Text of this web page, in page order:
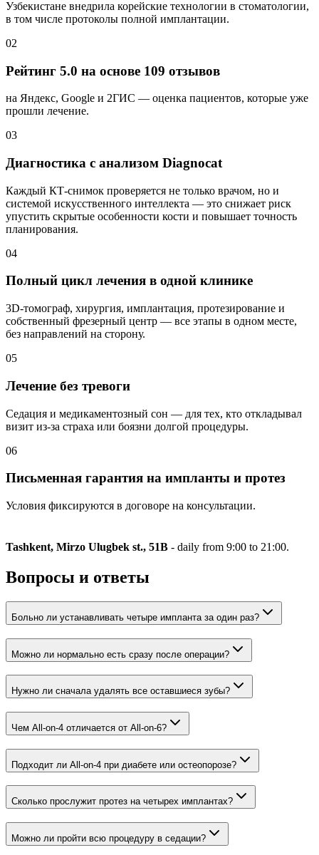
Узбекистане внедрила корейские технологии в стоматологии,
в том числе протоколы полной имплантации.
02
Рейтинг 5.0 на основе 109 отзывов
на Яндекс, Google и 2ГИС — оценка пациентов, которые уже
прошли лечение.
03
Диагностика с анализом Diagnocat
Каждый КТ-снимок проверяется не только врачом, но и
системой искусственного интеллекта — это снижает риск
упустить скрытые особенности кости и повышает точность
планирования.
04
Полный цикл лечения в одной клинике
3D-томограф, хирургия, имплантация, протезирование и
собственный фрезерный центр — все этапы в одном месте,
без направлений на сторону.
05
Лечение без тревоги
Седация и медикаментозный сон — для тех, кто откладывал
визит из-за страха или боязни долгой процедуры.
06
Письменная гарантия на импланты и протез
Условия фиксируются в договоре на консультации.
Tashkent, Mirzo Ulugbek st., 51B - daily from 9:00 to 21:00.
Вопросы и ответы
Больно ли устанавливать четыре импланта за один раз?
Можно ли нормально есть сразу после операции?
Нужно ли сначала удалять все оставшиеся зубы?
Чем All-on-4 отличается от All-on-6?
Подходит ли All-on-4 при диабете или остеопорозе?
Сколько прослужит протез на четырех имплантах?
Можно ли пройти всю процедуру в седации?